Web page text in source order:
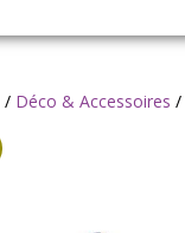
/ Déco & Accessoires /